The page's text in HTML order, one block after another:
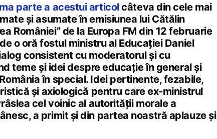
parte a acestui articolcâteva din cele mai
și asumate în emisiunea lui Cătălin
României” de la Europa FM din 12 februarie
o oră fostul ministru al Educației Daniel
consistent cu moderatorul și cu
teme și idei despre educație în general și
în special. Idei pertinente, fezabile,
și axiologică pentru care ex-ministrul
cel voinic al autorității morale a
a primit și din partea noastră aplauze și